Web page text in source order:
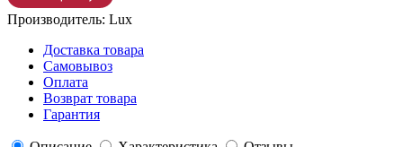
Производитель: Lux
Доставка товара
Самовывоз
Оплата
Возврат товара
Гарантия